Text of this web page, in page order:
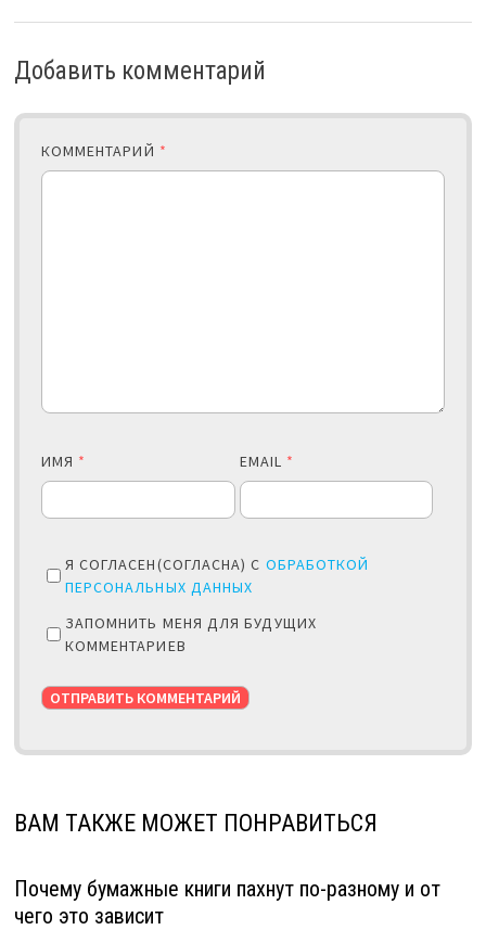
Добавить комментарий
КОММЕНТАРИЙ *
ИМЯ * EMAIL *
Я СОГЛАСЕН(СОГЛАСНА) С ОБРАБОТКОЙ
ПЕРСОНАЛЬНЫХ ДАННЫХ
ЗАПОМНИТЬ МЕНЯ ДЛЯ БУДУЩИХ
КОММЕНТАРИЕВ
ВАМ ТАКЖЕ МОЖЕТ ПОНРАВИТЬСЯ
Почему бумажные книги пахнут по-разному и от
чего это зависит